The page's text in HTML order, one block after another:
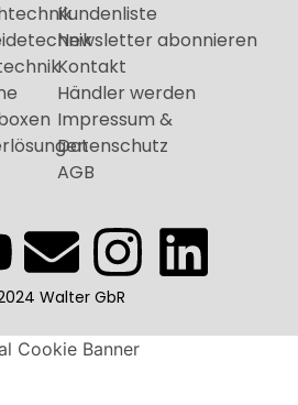
Kundenliste
Newsletter abonnieren
Kontakt
Händler werden
Impressum &
Datenschutz
AGB
Walter GbR
Cookie Banner